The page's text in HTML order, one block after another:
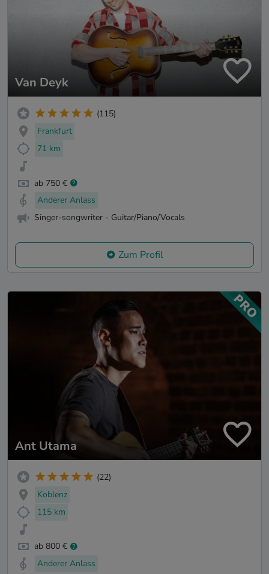
Van Deyk
(115)
Frankfurt
71 km
ab 750 €
Anderer Anlass
Singer-songwriter - Guitar/Piano/Vocals
Zum Profil
Ant Utama
(22)
Koblenz
115 km
ab 800 €
Anderer Anlass